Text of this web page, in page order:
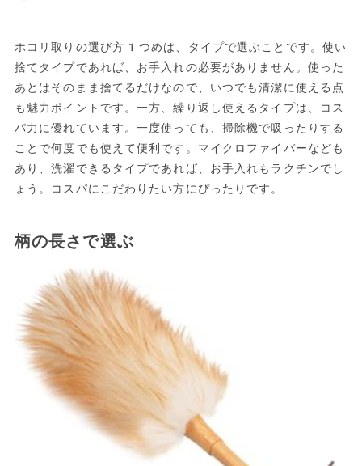
ホコリ取りの選び方1つめは、タイプで選ぶことです。使い
捨てタイプであれば、お手入れの必要がありません。使った
あとはそのまま捨てるだけなので、いつでも清潔に使える点
も魅力ポイントです。一方、繰り返し使えるタイプは、コス
パ力に優れています。一度使っても、掃除機で吸ったりする
ことで何度でも使えて便利です。マイクロファイバーなども
あり、洗濯できるタイプであれば、お手入れもラクチンでし
ょう。コスパにこだわりたい方にぴったりです。
柄の長さで選ぶ